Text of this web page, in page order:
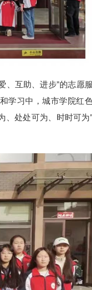
、互助、进步”的志愿服
学习中，城市学院红
、处处可为、时时可为”